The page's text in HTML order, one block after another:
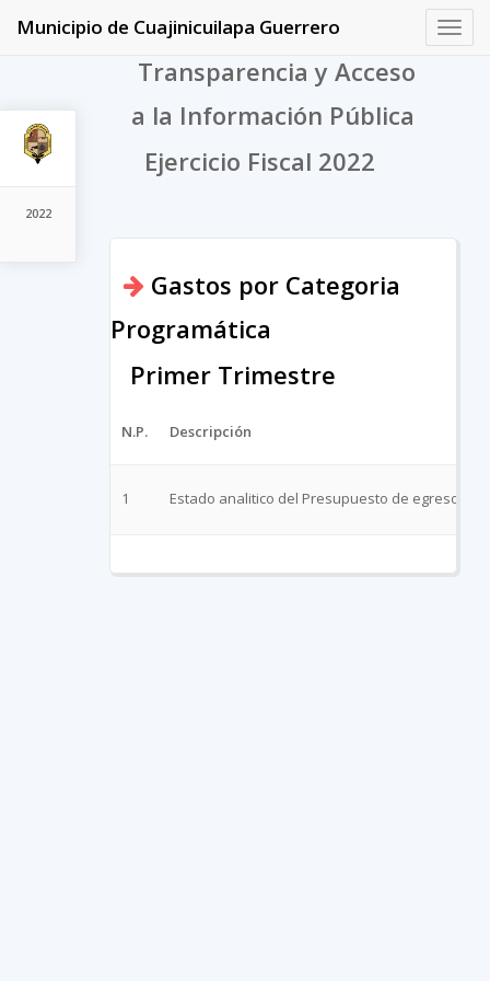
2022
Municipio de Cuajinicuilapa Guerrero
Transparencia y Acceso
a la Información Pública
Ejercicio Fiscal 2022
Gastos por Categoria
Programática
Primer Trimestre
N.P. Descripción
1 Estado analitico del Presupuesto de egresos